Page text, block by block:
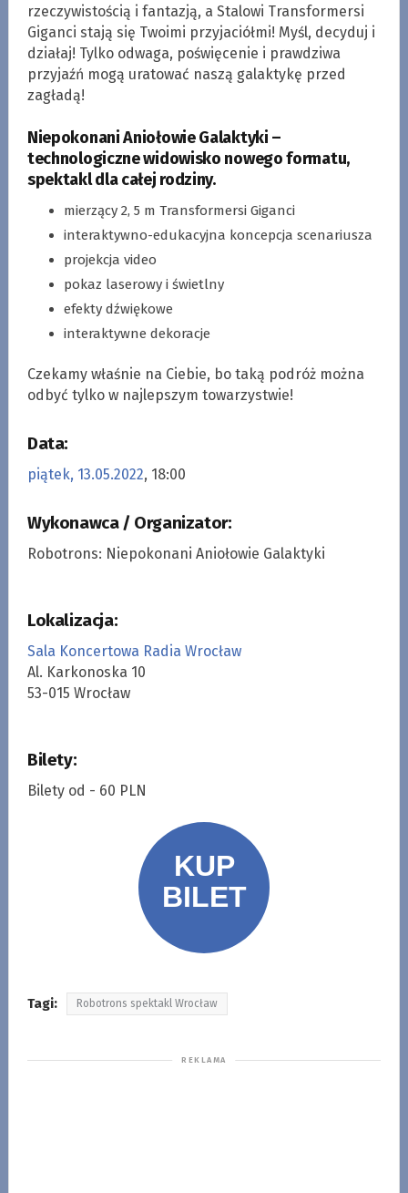
rzeczywistością i fantazją, a Stalowi Transformersi
Giganci stają się Twoimi przyjaciółmi! Myśl, decyduj i
działaj! Tylko odwaga, poświęcenie i prawdziwa
przyjaźń mogą uratować naszą galaktykę przed
zagładą!
Niepokonani Aniołowie Galaktyki –
technologiczne widowisko nowego formatu,
spektakl dla całej rodziny.
mierzący 2, 5 m Transformersi Giganci
interaktywno-edukacyjna koncepcja scenariusza
projekcja video
pokaz laserowy i świetlny
efekty dźwiękowe
interaktywne dekoracje
Czekamy właśnie na Ciebie, bo taką podróż można
odbyć tylko w najlepszym towarzystwie!
Data:
piątek, 13.05.2022, 18:00
Wykonawca / Organizator:
Robotrons: Niepokonani Aniołowie Galaktyki
Lokalizacja:
Sala Koncertowa Radia Wrocław
Al. Karkonoska 10
53-015 Wrocław
Bilety:
Bilety od - 60 PLN
Tagi: Robotrons spektakl Wrocław